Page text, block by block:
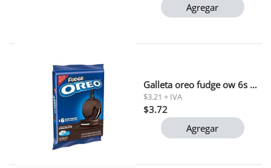
Agregar
Galleta oreo fudge ow 6s 156g (7200)
$3.21 + IVA
$3.72
Agregar